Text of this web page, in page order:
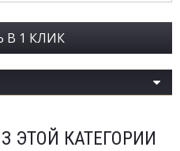
В 1 КЛИК
ЭТОЙ КАТЕГОРИИ